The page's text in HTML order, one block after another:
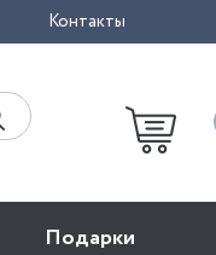
Контакты
Подарки